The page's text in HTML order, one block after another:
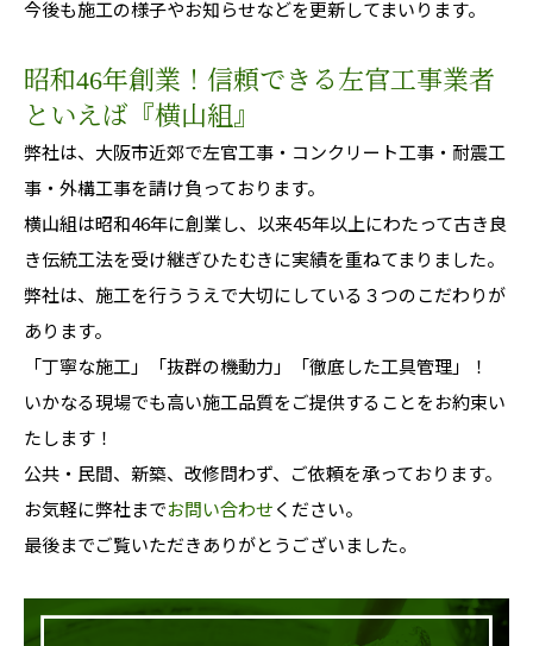
今後も施工の様子やお知らせなどを更新してまいります。
昭和46年創業！信頼できる左官工事業者
といえば『横山組』
弊社は、大阪市近郊で左官工事・コンクリート工事・耐震工
事・外構工事を請け負っております。
横山組は昭和46年に創業し、以来45年以上にわたって古き良
き伝統工法を受け継ぎひたむきに実績を重ねてまりました。
弊社は、施工を行ううえで大切にしている３つのこだわりが
あります。
「丁寧な施工」「抜群の機動力」「徹底した工具管理」！
いかなる現場でも高い施工品質をご提供することをお約束い
たします！
公共・民間、新築、改修問わず、ご依頼を承っております。
お気軽に弊社までお問い合わせください。
最後までご覧いただきありがとうございました。